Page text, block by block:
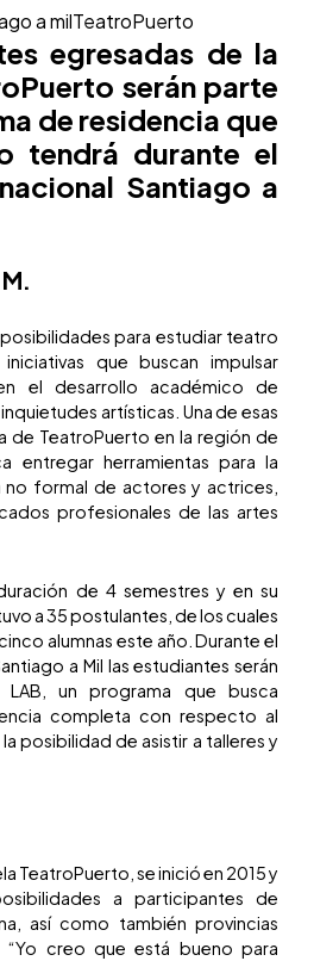
a milTeatroPuerto
egresadas de la
serán parte
de residencia que
tendrá durante el
Santiago a
para estudiar teatro
que buscan impulsar
el desarrollo académico de
artísticas. Una de esas
de TeatroPuerto en la región de
entregar herramientas para la
formal de actores y actrices,
profesionales de las artes
de 4 semestres y en su
a 35 postulantes, de los cuales
alumnas este año. Durante el
a Mil las estudiantes serán
un programa que busca
completa con respecto al
posibilidad de asistir a talleres y
TeatroPuerto, se inició en 2015 y
a participantes de
así como también provincias
“Yo creo que está bueno para